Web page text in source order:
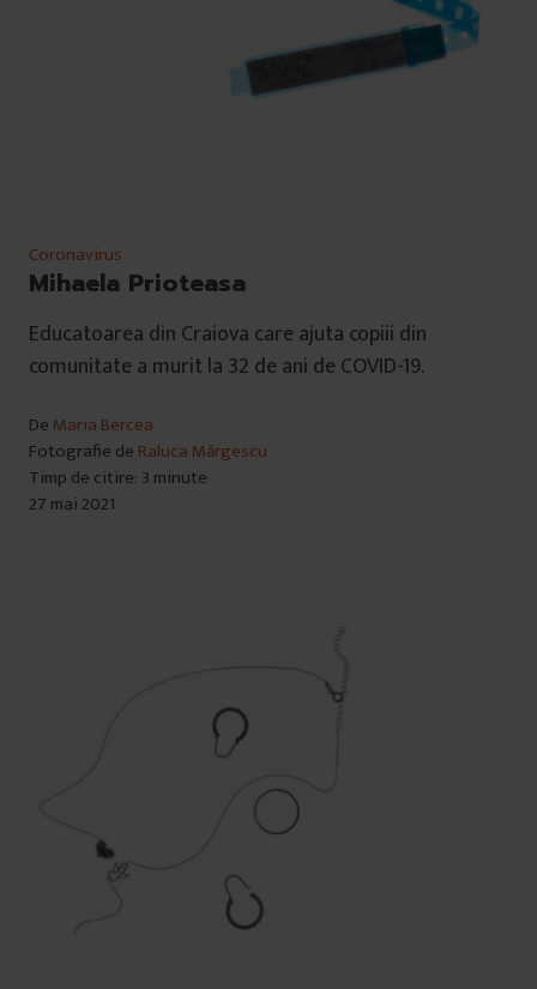
Coronavirus
Mihaela Prioteasa
Educatoarea din Craiova care ajuta copiii din
comunitate a murit la 32 de ani de COVID-19.
De Maria Bercea
Fotografie de Raluca Mărgescu
Timp de citire: 3 minute
27 mai 2021